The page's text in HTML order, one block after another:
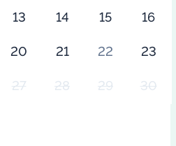
13 14 15 16
20 21 22 23
27 28 29 30